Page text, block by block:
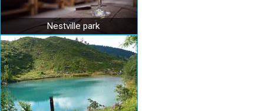
Nestville park